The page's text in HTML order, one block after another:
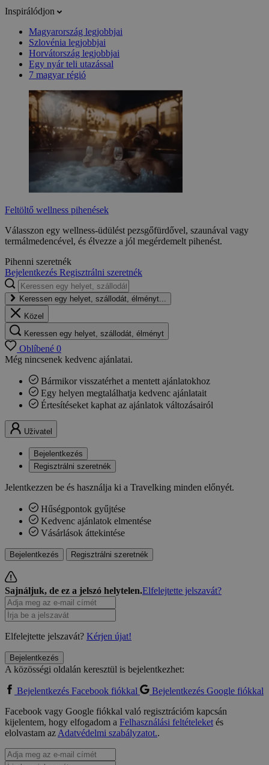
Inspirálódjon
Magyarország legjobbjai
Szlovénia legjobbjai
Horvátország legjobbjai
Egy nyár teli utazással
7 magyar régió
Feltöltő wellness pihenések
Válasszon egy wellness-üdülést pezsgőfürdővel, szaunával vagy
termálmedencével, és élvezze a jól megérdemelt pihenést.
Pihenni szeretnék
Bejelentkezés Regisztrálni szeretnék
Keressen egy helyet, szállodát, élményt...
Közel
Keressen egy helyet, szállodát, élményt
Oblíbené 0
Még nincsenek kedvenc ajánlatai.
Bármikor visszatérhet a mentett ajánlatokhoz
Egy helyen megtalálhatja kedvenc ajánlatait
Értesítéseket kaphat az ajánlatok változásairól
Uživatel
Bejelentkezés
Regisztrálni szeretnék
Jelentkezzen be és használja ki a Travelking minden előnyét.
Hűségpontok gyűjtése
Kedvenc ajánlatok elmentése
Vásárlások áttekintése
Bejelentkezés Regisztrálni szeretnék
Sajnáljuk, de ez a jelszó helytelen.Elfelejtette jelszavát?
Elfelejtette jelszavát? Kérjen újat!
Bejelentkezés
A közösségi oldalán keresztül is bejelentkezhet:
Bejelentkezés Facebook fiókkal
Bejelentkezés Google fiókkal
Facebook vagy Google fiókkal való regisztrációm kapcsán
kijelentem, hogy elfogadom a Felhasználási feltételeketés
elolvastam azAdatvédelmi szabályzatot..